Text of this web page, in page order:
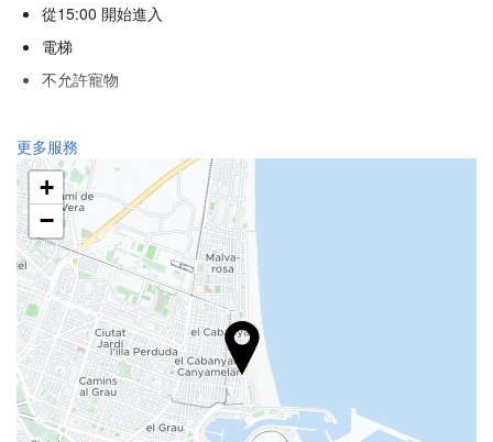
從15:00 開始進入
電梯
不允許寵物
健康
水療中心
土耳其浴
三溫暖
健身房
食品與飲品
單點餐廳
酒巴
更多服務
+
−